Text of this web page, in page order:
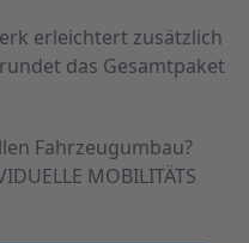
erleichtert zusätzlich
das Gesamtpaket
Fahrzeugumbau?
MOBILITÄTS